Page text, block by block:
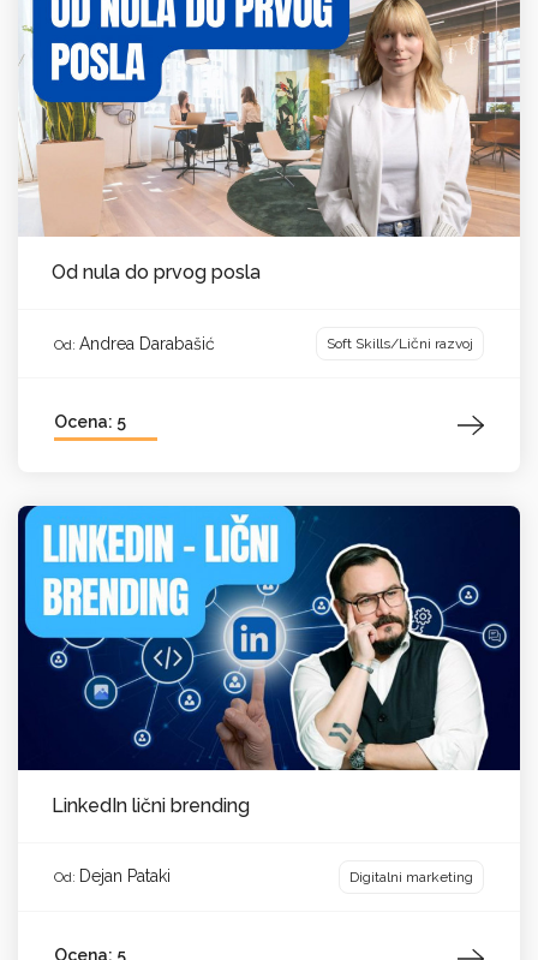
Od nula do prvog posla
Od: Andrea Darabašić Soft Skills/Lični razvoj
Ocena: 5
LinkedIn lični brending
Od: Dejan Pataki Digitalni marketing
Ocena: 5